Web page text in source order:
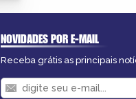
NOVIDADES POR E-MAIL
Receba grátis as principais